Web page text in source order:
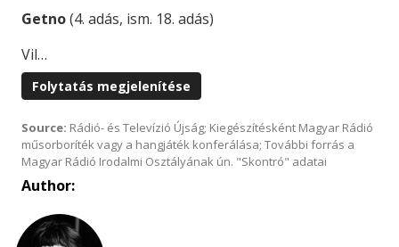
Getno(4. adás, ism. 18. adás)
Vil…
Folytatás megjelenítése
Source: Rádió- és Televízió Újság; Kiegészítésként Magyar Rádió
műsorboríték vagy a hangjáték konferálása; További forrás a
Magyar Rádió Irodalmi Osztályának ún. "Skontró" adatai
Author: